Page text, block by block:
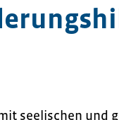
seelischen und